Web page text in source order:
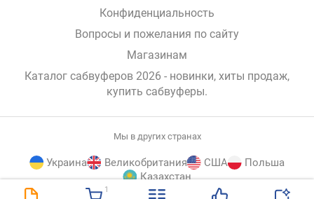
1
Конфиденциальность
Вопросы и пожелания по сайту
Магазинам
Каталог сабвуферов 2026 - новинки, хиты продаж,
купить сабвуферы.
Мы в других странах
Украина Великобритания США
Польша
Казахстан